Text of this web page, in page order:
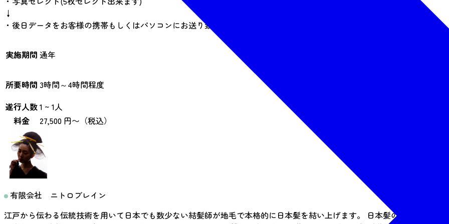
↓
・後日データをお客様の携帯もしくはパソコンにお送り致します
実施期間 通年
所要時間 3時間～4時間程度
遂行人数1 ~ 1人
料金
27,500 円〜（税込）
有限会社 ニトロブレイン
江戸から伝わる伝統技術を用いて日本でも数少ない結髪師が地毛で本格的に日本髪を結い上げます。 日本髪の種類はたくさ